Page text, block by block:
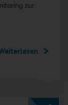
zur